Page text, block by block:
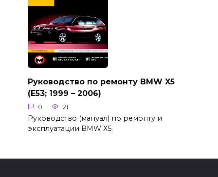
Руководство по ремонту BMW X5
(E53; 1999 – 2006)
0 21
Руководство (мануал) по ремонту и
эксплуатации BMW Х5.